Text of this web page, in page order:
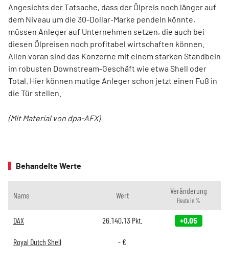
Angesichts der Tatsache, dass der Ölpreis noch länger auf
dem Niveau um die 30-Dollar-Marke pendeln könnte,
müssen Anleger auf Unternehmen setzen, die auch bei
diesen Ölpreisen noch profitabel wirtschaften können.
Allen voran sind das Konzerne mit einem starken Standbein
im robusten Downstream-Geschäft wie etwa Shell oder
Total. Hier können mutige Anleger schon jetzt einen Fuß in
die Tür stellen.
(Mit Material von dpa-AFX)
Behandelte Werte
Name Wert Veränderung
Heute in %
DAX 26.140,13 Pkt. +0,05
Royal Dutch Shell - €